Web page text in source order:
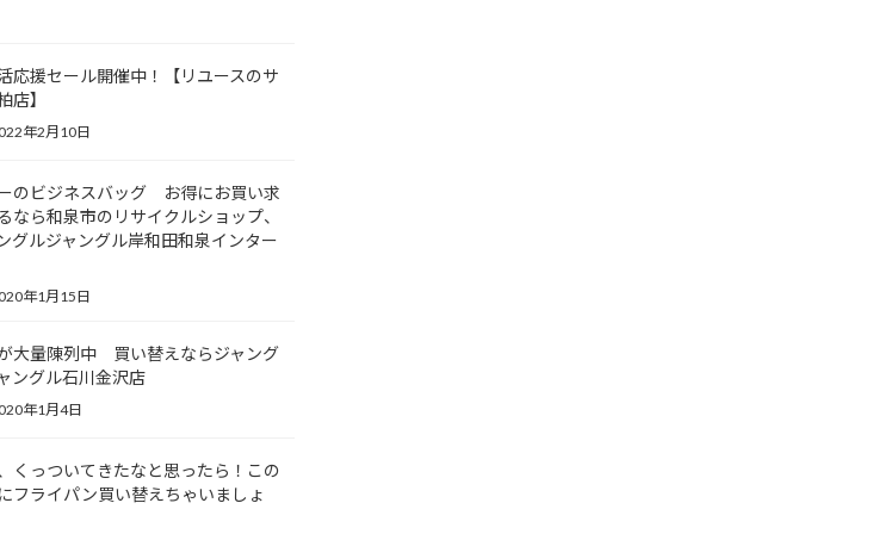
応援セール開催中！【リユースのサ
店】
年2月10日
のビジネスバッグ お得にお買い求
なら和泉市のリサイクルショップ、
グルジャングル岸和田和泉インター
年1月15日
大量陳列中 買い替えならジャング
ングル石川金沢店
年1月4日
くっついてきたなと思ったら！この
フライパン買い替えちゃいましょ